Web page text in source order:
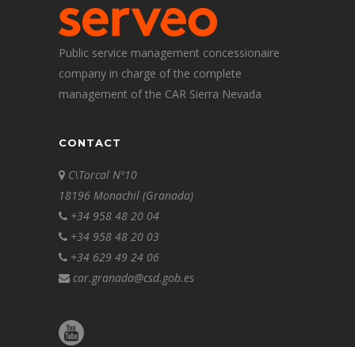
Public service management concessionaire
company in charge of the complete
management of the CAR Sierra Nevada
CONTACT
C\Torcal Nº10
18196 Monachil (Granada)
+34 958 48 20 04
+34 958 48 20 03
+34 629 49 24 06
car.granada@csd.gob.es